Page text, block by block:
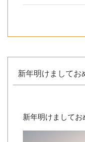
新年明けましてお
新年明けましてお